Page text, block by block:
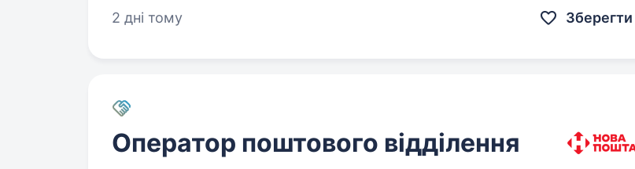
2 дні тому
Зберегти
Оператор поштового відділення